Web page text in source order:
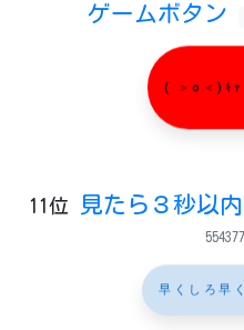
ゲームボタン
( ＞o＜)ｷ
11位 見たら３秒以
早くしろ早